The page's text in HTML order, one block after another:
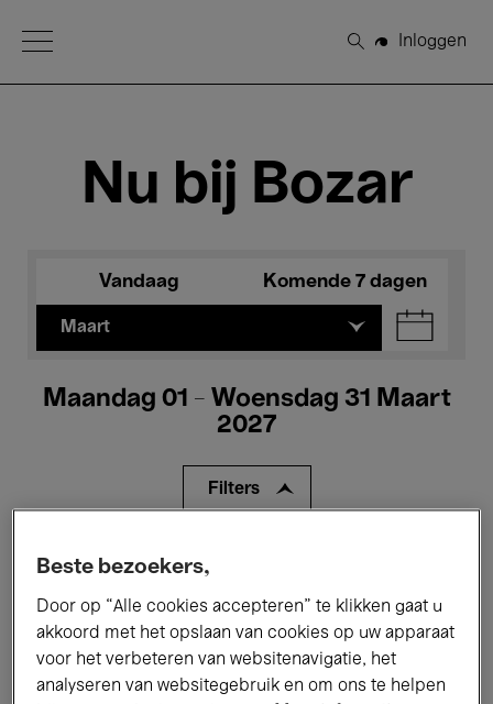
Open Menu
Zoeken
Inloggen
Nu bij Bozar
Vandaag Komende 7 dagen
Maart
Maandag 01 - Woensdag 31 Maart
2027
Filters
Alle evenementen
Tentoonstellingen Films
Performances Lezingen & Debatten
Beste bezoekers,
Door op “Alle cookies accepteren” te klikken gaat u
akkoord met het opslaan van cookies op uw apparaat
voor het verbeteren van websitenavigatie, het
analyseren van websitegebruik en om ons te helpen